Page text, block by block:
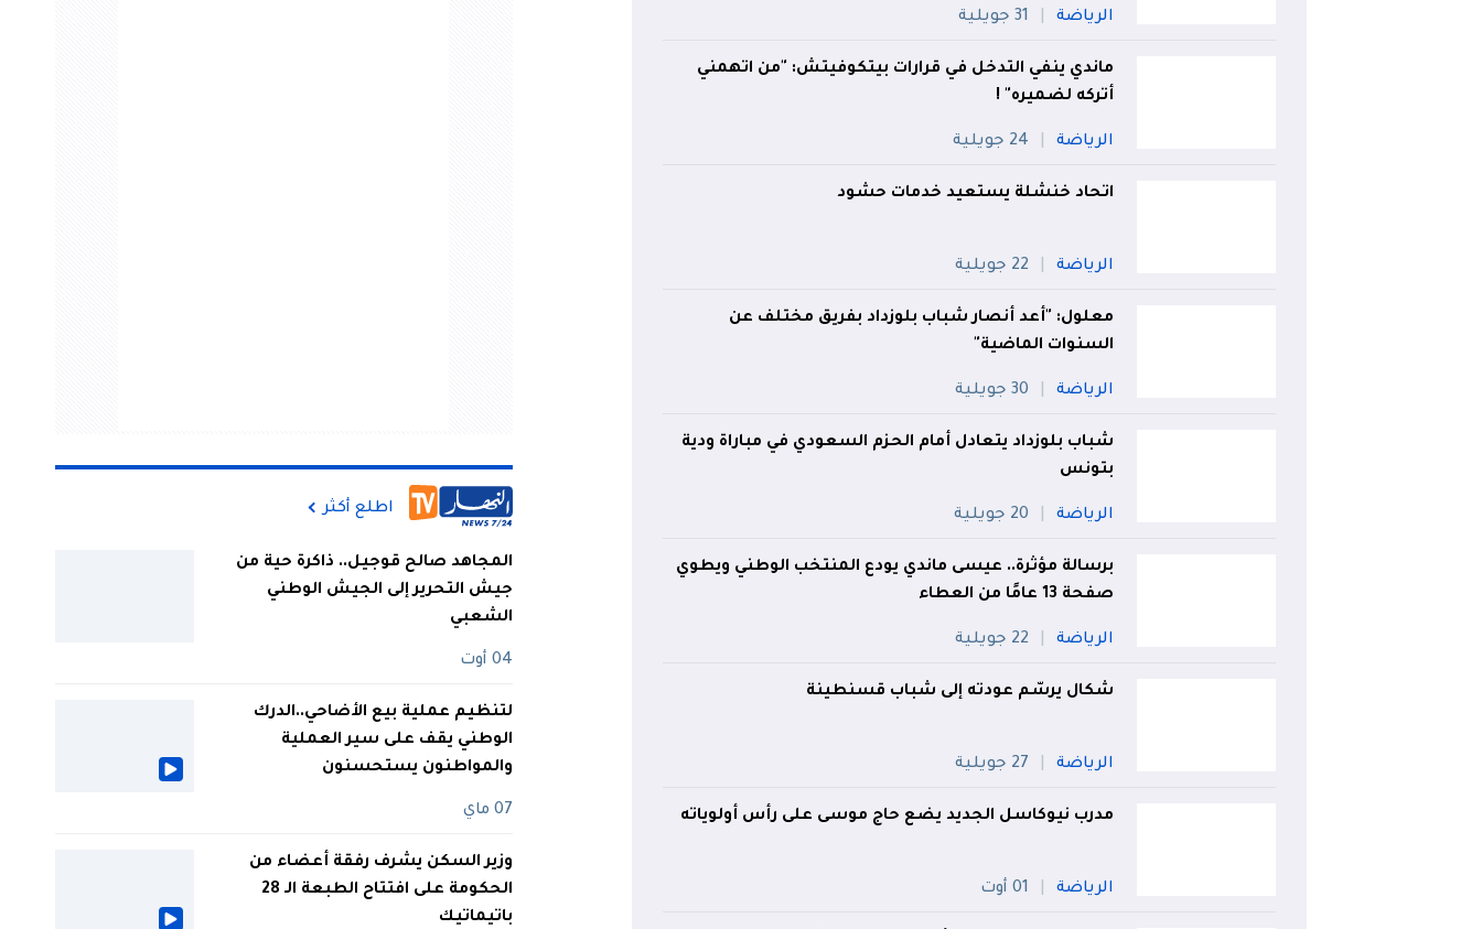
الرياضة 31 جويلية
ماندي ينفي التدخل في قرارات بيتكوفيتش: "من اتهمني
أتركه لضميره" !
الرياضة 24 جويلية
اتحاد خنشلة يستعيد خدمات حشود
الرياضة 22 جويلية
معلول: "أعد أنصار شباب بلوزداد بفريق مختلف عن
السنوات الماضية"
الرياضة 30 جويلية
شباب بلوزداد يتعادل أمام الحزم السعودي في مباراة ودية
بتونس
الرياضة 20 جويلية
برسالة مؤثرة.. عيسى ماندي يودع المنتخب الوطني ويطوي
صفحة 13 عامًا من العطاء
الرياضة 22 جويلية
شكال يرسّم عودته إلى شباب قسنطينة
الرياضة 27 جويلية
مدرب نيوكاسل الجديد يضع حاج موسى على رأس أولوياته
الرياضة 01 أوت
اطلع أكثر
المجاهد صالح قوجيل.. ذاكرة حية من
جيش التحرير إلى الجيش الوطني
الشعبي
04 أوت
لتنظيم عملية بيع الأضاحي..الدرك
الوطني يقف على سير العملية
والمواطنون يستحسنون
07 ماي
وزير السكن يشرف رفقة أعضاء من
الحكومة على افتتاح الطبعة الـ 28
باتيماتيك